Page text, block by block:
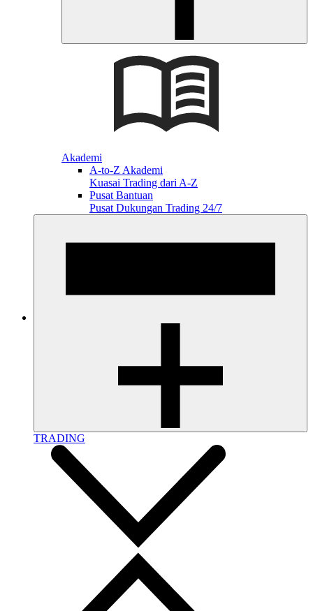
Akademi
A-to-Z Akademi
Kuasai Trading dari A-Z
Pusat Bantuan
Pusat Dukungan Trading 24/7
TRADING